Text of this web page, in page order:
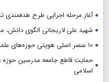
آغاز مرحله اجرایی طرح
شهید علی لاریجانی الگوی دانش،
۱۰ عنصر اصلی هویتی حوزه‌های علمیه
حمایت قاطع جامعه مدرسین حوزه
اسلامی